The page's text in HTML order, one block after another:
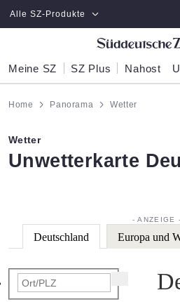
Zum Hauptinhalt springen
Alle SZ-Produkte
Meine SZ SZ Plus Nahost
Home Panorama Wetter
Wetter
:
Unwetterkarte
Deutschland Europa und